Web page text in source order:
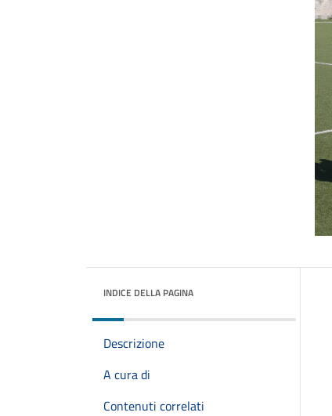
INDICE DELLA PAGINA
Descrizione
A cura di
Contenuti correlati